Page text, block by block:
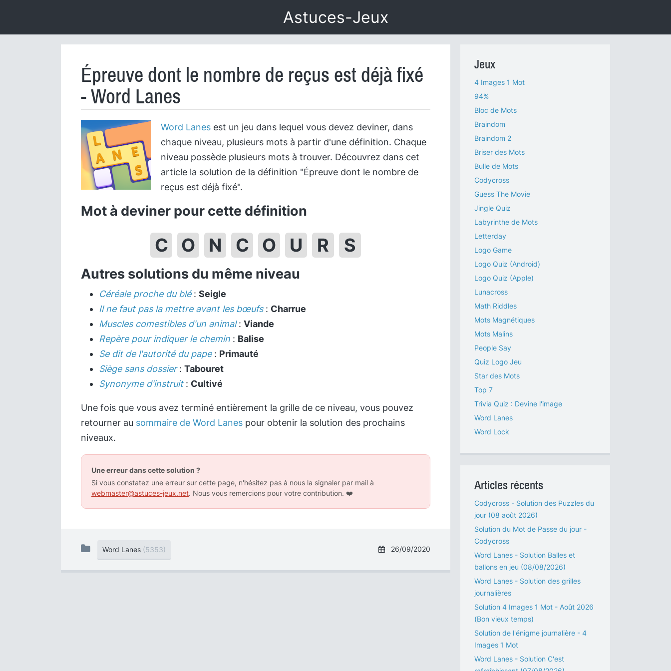
Astuces-Jeux
Épreuve dont le nombre de reçus est déjà fixé
- Word Lanes
Word Lanes est un jeu dans lequel vous devez deviner, dans
chaque niveau, plusieurs mots à partir d'une définition. Chaque
niveau possède plusieurs mots à trouver. Découvrez dans cet
article la solution de la définition "Épreuve dont le nombre de
reçus est déjà fixé".
Mot à deviner pour cette définition
C O N C O U R S
Autres solutions du même niveau
Céréale proche du blé: Seigle
Il ne faut pas la mettre avant les bœufs: Charrue
Muscles comestibles d'un animal: Viande
Repère pour indiquer le chemin : Balise
Se dit de l'autorité du pape: Primauté
Siège sans dossier: Tabouret
Synonyme d'instruit: Cultivé
Une fois que vous avez terminé entièrement la grille de ce niveau, vous pouvez
retourner au sommaire de Word Lanes pour obtenir la solution des prochains
niveaux.
Une erreur dans cette solution ?
Si vous constatez une erreur sur cette page, n'hésitez pas à nous la signaler par mail à
webmaster@astuces-jeux.net. Nous vous remercions pour votre contribution. ❤️
26/09/2020
Word Lanes (5353)
Jeux
4 Images 1 Mot
94%
Bloc de Mots
Braindom
Braindom 2
Briser des Mots
Bulle de Mots
Codycross
Guess The Movie
Jingle Quiz
Labyrinthe de Mots
Letterday
Logo Game
Logo Quiz (Android)
Logo Quiz (Apple)
Lunacross
Math Riddles
Mots Magnétiques
Mots Malins
People Say
Quiz Logo Jeu
Star des Mots
Top 7
Trivia Quiz : Devine l'image
Word Lanes
Word Lock
Articles récents
Codycross - Solution des Puzzles du
jour (08 août 2026)
Solution du Mot de Passe du jour -
Codycross
Word Lanes - Solution Balles et
ballons en jeu (08/08/2026)
Word Lanes - Solution des grilles
journalières
Solution 4 Images 1 Mot - Août 2026
(Bon vieux temps)
Solution de l'énigme journalière - 4
Images 1 Mot
Word Lanes - Solution C'est